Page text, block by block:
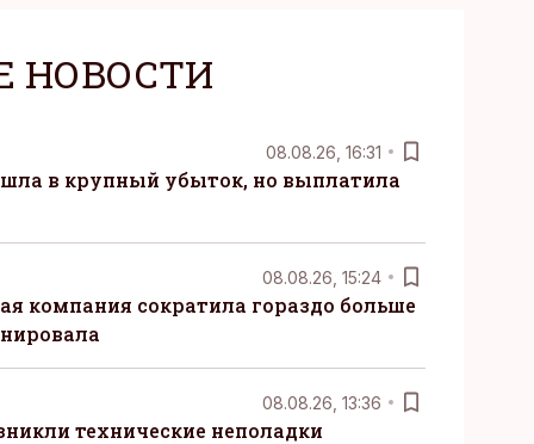
НОВОСТИ
08.08.26, 16:31
в крупный убыток, но выплатила
08.08.26, 15:24
компания сократила гораздо больше
08.08.26, 13:36
технические неполадки